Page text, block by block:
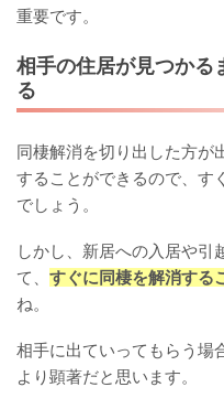
重要です。
相手の住居が見つかる
る
同棲解消を切り出した方が
することができるので、す
でしょう。
しかし、新居への入居や引
て、 すぐに同棲を解消する
ね。
相手に出ていってもらう場
より顕著だと思います。